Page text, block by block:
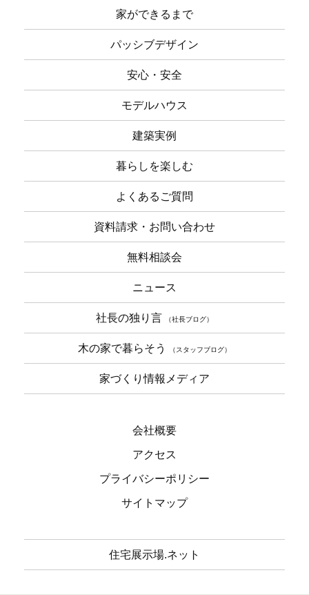
家ができるまで
パッシブデザイン
安心・安全
モデルハウス
建築実例
暮らしを楽しむ
よくあるご質問
資料請求・お問い合わせ
無料相談会
ニュース
社長の独り言 （社長ブログ）
木の家で暮らそう （スタッフブログ）
家づくり情報メディア
会社概要
アクセス
プライバシーポリシー
サイトマップ
住宅展示場.ネット